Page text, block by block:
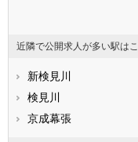
石川県
静岡県
滋賀県
兵庫県
近隣で公開求人が多い駅は
新検見川
検見川
京成幕張